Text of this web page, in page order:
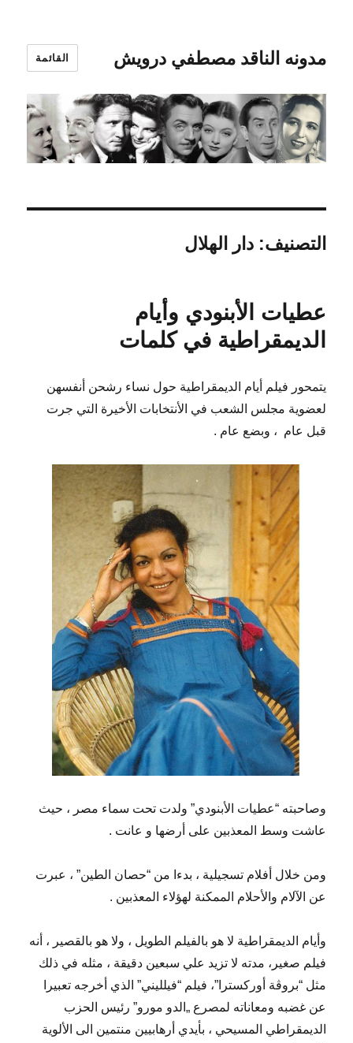
مدونه الناقد مصطفي درويش القائمة
التصنيف:دار الهلال
عطيات الأبنودي وأيام
الديمقراطية في كلمات
يتمحور فيلم أيام الديمقراطية حول نساء رشحن أنفسهن
لعضوية مجلس الشعب في الأنتخابات الأخيرة التي جرت
قبل عام ، وبضع عام .
وصاحبته “عطيات الأبنودي” ولدت تحت سماء مصر ، حيث
عاشت وسط المعذبين على أرضها و عانت .
ومن خلال أفلام تسجيلية ، بدءا من “حصان الطين” ، عبرت
عن الآلام والأحلام الممكنة لهؤلاء المعذبين .
وأيام الديمقراطية لا هو بالفيلم الطويل ، ولا هو بالقصير ، أنه
فيلم صغير، مدته لا تزيد علي سبعين دقيقة ، مثله في ذلك
مثل “بروڨة أوركسترا”، فيلم “فيلليني” الذي أخرجه تعبيرا
عن غضبه ومعاناته لمصرع „الدو مورو” رئيس الحزب
الديمقراطي المسيحي ، بأيدي أرهابيين منتمين الى الألوية